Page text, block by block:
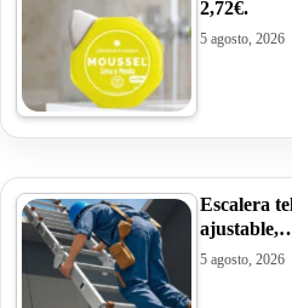
2,72€.
5 agosto, 2026
Escalera
5 agosto, 2026